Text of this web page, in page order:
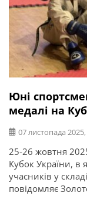
Юні
медалі на
07 листопада
25-26 жовтня
Кубок України, в
учасників у
повідомляє